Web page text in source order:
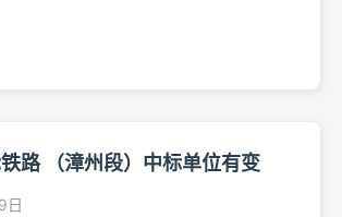
路 （漳州段）中标单位有变
日